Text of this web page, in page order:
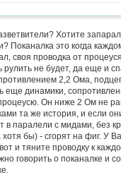
Хотите
Поканалка это когда
своя проводка от
рулить не будет, да еще и
2,2 Ома,
еще динамики,
Он ниже 2 Ом не
та же история, и если
в паралели с мидами, без
хотя бы) - сгорят на фиг. У
и тяните проводку к
говорить о поканалке и